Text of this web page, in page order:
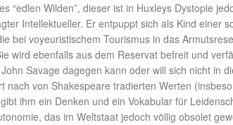
“edlen Wilden”, dieser ist in Huxleys Dystopie
Intellektueller. Er entpuppt sich als Kind einer
bei voyeuristischem Tourismus in das
wird ebenfalls aus dem Reservat befreit und
Savage dagegen kann oder will sich nicht in
nach von Shakespeare tradierten Werten
ihm ein Denken und ein Vokabular für
das im Weltstaat jedoch völlig obsolet